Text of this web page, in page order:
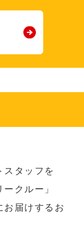
スタッフを
クルー」
お届けするお